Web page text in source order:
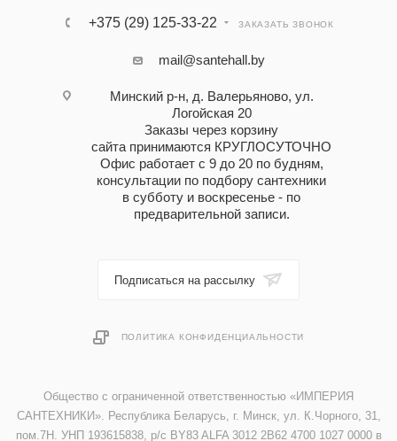
+375 (29) 125-33-22 ЗАКАЗАТЬ ЗВОНОК
mail@santehall.by
Минский р-н, д. Валерьяново, ул.
Логойская 20
Заказы через корзину
сайта принимаются КРУГЛОСУТОЧНО
Офис работает с 9 до 20 по будням,
консультации по подбору сантехники
в субботу и воскресенье - по
предварительной записи.
Подписаться на рассылку
ПОЛИТИКА КОНФИДЕНЦИАЛЬНОСТИ
Общество с ограниченной ответственностью «ИМПЕРИЯ
САНТЕХНИКИ». Республика Беларусь, г. Минск, ул. К.Чорного, 31,
пом.7Н. УНП 193615838, р/с BY83 ALFA 3012 2B62 4700 1027 0000 в